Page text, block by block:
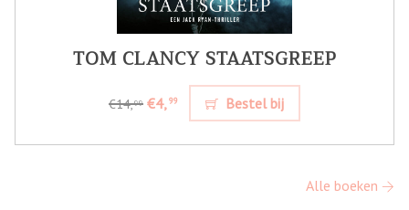
TOM CLANCY STAATSGREEP
€14,99 €4,99 Bestel bij
Alle boeken